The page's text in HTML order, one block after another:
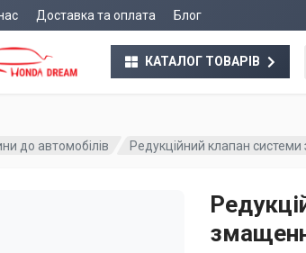
Доставка та оплата Блог
КАТАЛОГ ТОВАРІВ
до автомобілів Редукційний клапан